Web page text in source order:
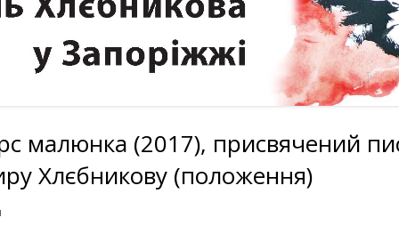
ПОБЕДИТЕЛИ КОНКУРСА РИСУНКОВ
ПОБЕДИТЕЛИ КОНКУРСА РИСУНКОВ
малюнка (2017), присвячений
Хлєбникову (положення)